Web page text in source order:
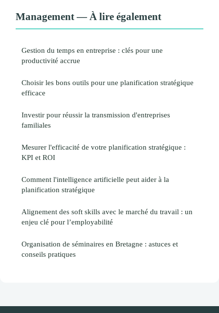
Management — À lire également
Gestion du temps en entreprise : clés pour une
productivité accrue
Choisir les bons outils pour une planification stratégique
efficace
Investir pour réussir la transmission d'entreprises
familiales
Mesurer l'efficacité de votre planification stratégique :
KPI et ROI
Comment l'intelligence artificielle peut aider à la
planification stratégique
Alignement des soft skills avec le marché du travail : un
enjeu clé pour l’employabilité
Organisation de séminaires en Bretagne : astuces et
conseils pratiques